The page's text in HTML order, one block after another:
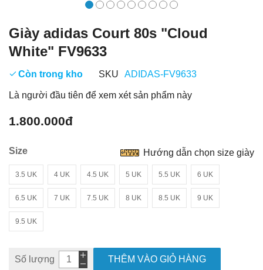
Giày adidas Court 80s "Cloud
White" FV9633
Còn trong kho SKU ADIDAS-FV9633
Là người đầu tiên để xem xét sản phẩm này
1.800.000đ
Size
3.5 UK 4 UK 4.5 UK 5 UK 5.5 UK 6 UK
6.5 UK 7 UK 7.5 UK 8 UK 8.5 UK 9 UK
9.5 UK
Hướng dẫn chọn size giày
Số lượng THÊM VÀO GIỎ HÀNG